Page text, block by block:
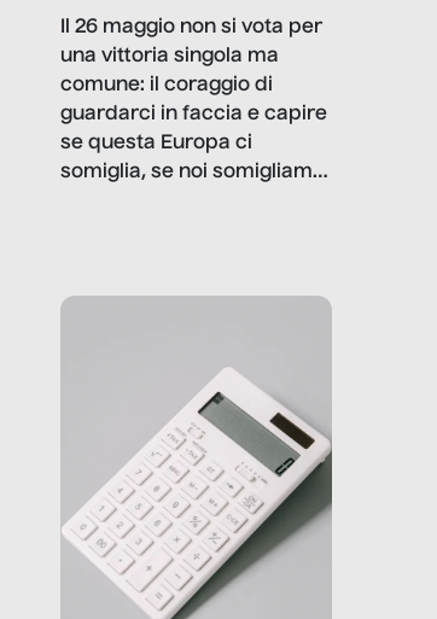
Il 26 maggio non si vota per
una vittoria singola ma
comune: il coraggio di
guardarci in faccia e capire
se questa Europa ci
somiglia, se noi somigliamo
comunica, quanto vale […]